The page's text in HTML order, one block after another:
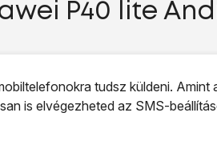
P40 lite
tudsz küldeni.
is elvégezheted az SMS-